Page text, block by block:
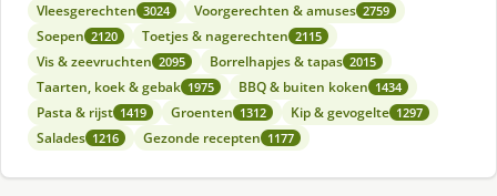
Vleesgerechten 3024 Voorgerechten & amuses 2759
Soepen 2120 Toetjes & nagerechten 2115
Vis & zeevruchten 2095 Borrelhapjes & tapas 2015
Taarten, koek & gebak 1975 BBQ & buiten koken 1434
Pasta & rijst 1419 Groenten 1312 Kip & gevogelte 1297
Salades 1216 Gezonde recepten 1177